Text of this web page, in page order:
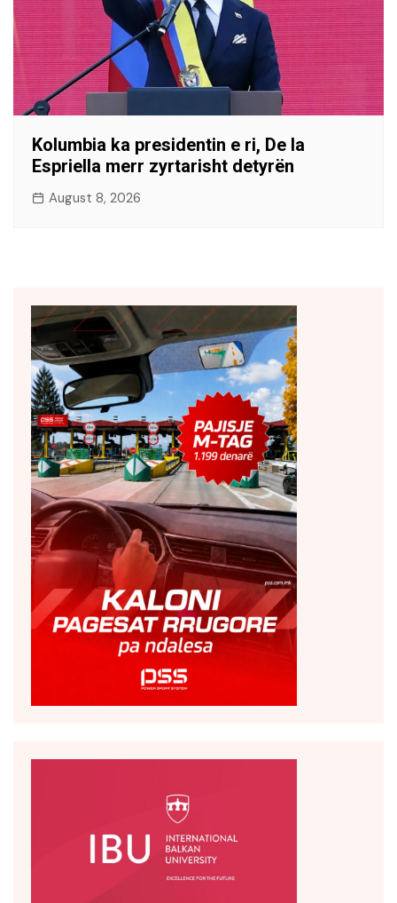
Kolumbia ka presidentin e ri, De la
Espriella merr zyrtarisht detyrën
August 8, 2026